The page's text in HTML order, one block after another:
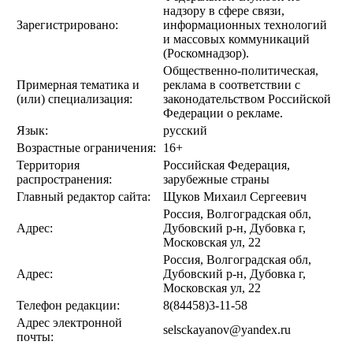
Зарегистрировано:
надзору в сфере связи,
информационных технологий
и массовых коммуникаций
(Роскомнадзор).
Примерная тематика и
(или) специализация:
Общественно-политическая,
реклама в соответствии с
законодательством Российской
Федерации о рекламе.
Язык:
русский
Возрастные ограничения:
16+
Территория
распространения:
Российская Федерация,
зарубежные страны
Главный редактор сайта:
Щуков Михаил Сергеевич
Адрес:
Россия, Волгоградская обл,
Дубовский р-н, Дубовка г,
Московская ул, 22
Адрес:
Россия, Волгоградская обл,
Дубовский р-н, Дубовка г,
Московская ул, 22
Телефон редакции:
8(84458)3-11-58
Адрес электронной
почты:
selsckayanov@yandex.ru